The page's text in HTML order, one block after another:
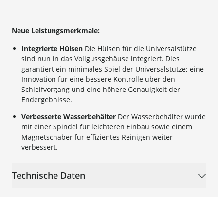
Neue Leistungsmerkmale:
Integrierte Hülsen Die Hülsen für die Universalstütze
sind nun in das Vollgussgehäuse integriert. Dies
garantiert ein minimales Spiel der Universalstütze; eine
Innovation für eine bessere Kontrolle über den
Schleifvorgang und eine höhere Genauigkeit der
Endergebnisse.
Verbesserte Wasserbehälter Der Wasserbehälter wurde
mit einer Spindel für leichteren Einbau sowie einem
Magnetschaber für effizientes Reinigen weiter
verbessert.
Technische Daten